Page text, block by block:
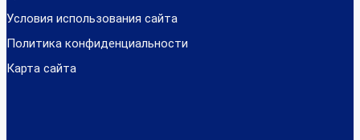
Условия использования сайта
Политика конфиденциальности
Карта сайта